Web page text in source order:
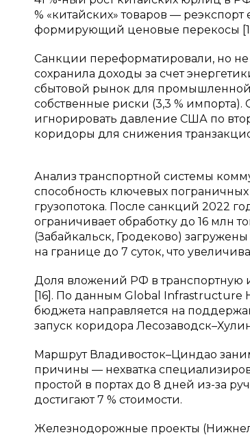
% «китайских» товаров —
формирующий ценовые перекосы
Санкции переформатировали, но
сохранила доходы за счет
сбытовой рынок для
собственные риски (3,3 % импорта).
игнорировать давление США по
коридоры для снижения
Анализ транспортной системы
способность ключевых пограничных
грузопотока. После санкций 2022
ограничивает обработку до 16 млн
(Забайкальск, Гродеково)
на границе до 7 суток, что
Доля вложений РФ в транспортную
[16]. По данным Global Infrastructure
бюджета направляется на
запуск коридора
Маршрут Владивосток–Циндао
причины — нехватка
простой в портах до 8 дней из-за
достигают 7 % стоимости.
Железнодорожные проекты